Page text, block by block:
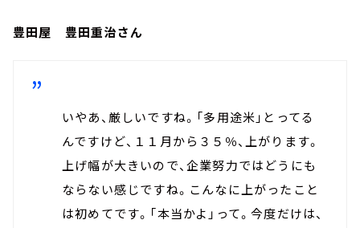
豊田屋 豊田重治さん
いやあ、厳しいですね。「多用途米」とってる
んですけど、１１月から３５％、上がります。
上げ幅が大きいので、企業努力ではどうにも
ならない感じですね。こんなに上がったこと
は初めてです。「本当かよ」って。今度だけは、